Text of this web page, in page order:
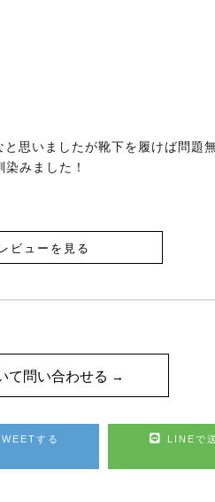
思いましたが靴下を履けば問題
みました！
ビューを見る
て問い合わせる
する LINEで